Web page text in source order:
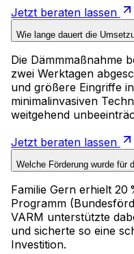
Jetzt beraten lassen
Wie lange dauert die
Die Dämmmaßnahme
zwei Werktagen
und größere Eingriffe
minimalinvasiven
weitgehend
Jetzt beraten lassen
Welche Förderung wurde für
Familie Gern erhielt 20
Programm
VARM unterstützte
und sicherte so eine
Investition.